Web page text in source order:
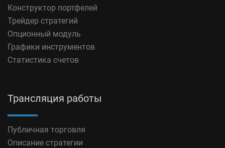
Конструктор портфелей
Трейдер стратегий
Опционный модуль
Графики инструментов
Статистика счетов
Трансляция работы
Публичная торговля
Описание стратегии